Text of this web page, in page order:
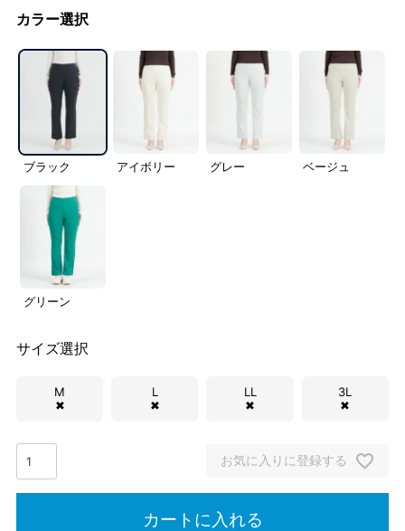
カラー選択
ブラック アイボリー グレー ベージュ
グリーン
サイズ選択
M
✖
L
✖
LL
✖
3L
✖
お気に入りに登録する
カートに入れる